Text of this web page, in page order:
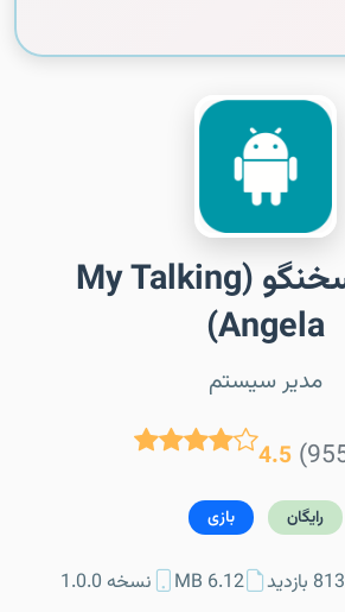
آنجلای سخنگو (My Talking
Angela)
مدیر سیستم
4.5
رایگان بازی
813 بازدید 6.12 MB نسخه 1.0.0